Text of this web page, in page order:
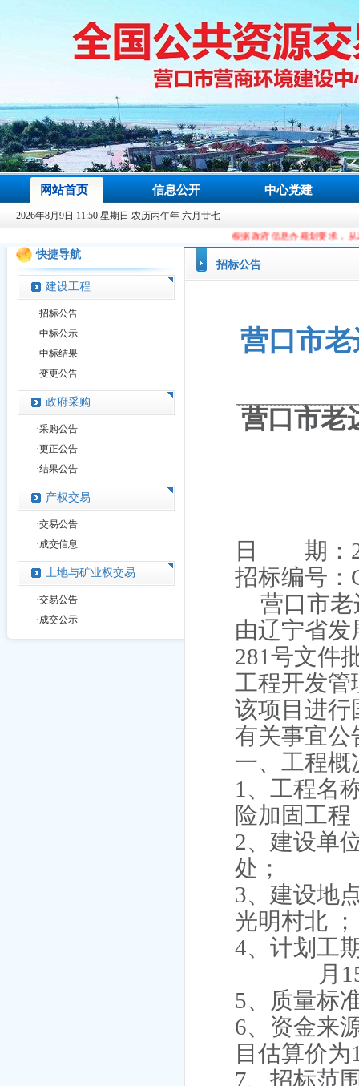
网站首页 信息公开 中心党建
2026年8月9日 11:50 星期日 农历丙午年 六月廿七
根据政府信息办规划要求，从2023年9月9
快捷导航
建设工程
·招标公告
·中标公示
·中标结果
·变更公告
政府采购
·采购公告
·更正公告
·结果公告
产权交易
·交易公告
·成交信息
土地与矿业权交易
·交易公告
·成交公示
招标公告
营口市
营口市老
日 期：
招标编号：
营口市
由辽宁省
281号文件
工程开发管
该项目进行
有关事宜公
一、工程概
1 、工程名
险加固工程
2、建设单
处；
3、建设地
光明村北 ；
4、计划工
月
5、质量标
6、资金来
目估算价为
7、招标范